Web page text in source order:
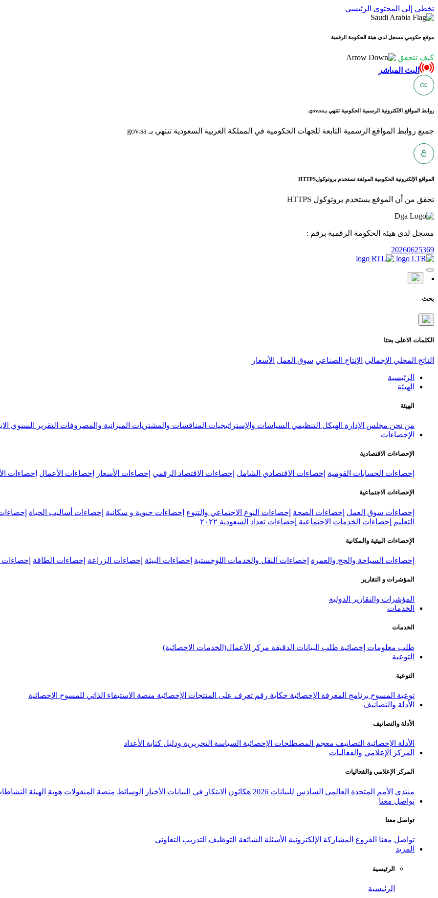
تخطي إلى المحتوى الرئيسي
موقع حكومي مسجل لدى هيئة الحكومة الرقمية
كيف تتحقق
البث المباشر
روابط المواقع الالكترونية الرسمية الحكومية تنتهي بـgov.sa.
جميع روابط المواقع الرسمية التابعة للجهات الحكومية في المملكة العربية السعودية تنتهي بـ gov.sa
المواقع الإلكترونية الحكومية الموثقة تستخدم بروتوكولHTTPS
تحقق من أن الموقع يستخدم بروتوكول HTTPS
مسجل لدى هيئة الحكومة الرقمية برقم :
20260625369
بحث
الكلمات الاعلى بحثا
الناتج المحلي الإجمالي الإنتاج الصناعي سوق العمل الأسعار
الرئيسية
الهيئة
الهيئة
من نحن مجلس الإدارة الهيكل التنظيمي السياسات والإستراتيجيات المنافسات والمشتريات الميزانية والمصروفات التقرير السنوي
الإحصاءات
الإحصاءات الاقتصادية
إحصاءات الحسابات القومية إحصاءات الاقتصادي الشامل إحصاءات الاقتصاد الرقمي إحصاءات الأسعار إحصاءات الأعمال إحصاءات
الإحصاءات الاجتماعية
إحصاءات سوق العمل إحصاءات الصحة إحصاءات النوع الاجتماعي والتنوع إحصاءات حيوية و سكانية إحصاءات أساليب الحياة
التعليم
إحصاءات الخدمات الاجتماعية إحصاءات تعداد السعودية ٢٠٢٢
الإحصاءات البيئية والمكانية
إحصاءات السياحة والحج والعمرة إحصاءات النقل والخدمات اللوجستية إحصاءات البيئة إحصاءات الزراعة إحصاءات الطاقة إحصاءات
المؤشرات و التقارير
المؤشرات والتقارير الدولية
الخدمات
الخدمات
طلب معلومات إحصائية طلب البيانات الدقيقة مركز الأعمال(الخدمات الاحصائية)
التوعية
التوعية
توعية المسوح برنامج المعرفة الإحصائية حكاية رقم تعرف على المنتجات الإحصائية منصة الاستيفاء الذاتي للمسوح الإحصائية
الأدلة والتصانيف
الأدلة والتصانيف
الأدلة الإحصائية التصانيف معجم المصطلحات الإحصائية السياسة التحريرية ودليل كتابة الأعداد
المركز الإعلامي والفعاليات
المركز الإعلامي والفعاليات
منتدى الأمم المتحدة العالمي السادس للبيانات 2026 هكاثون الابتكار في البيانات الأخبار الوسائط منصة المنقولات هوية الهيئة
تواصل معنا
تواصل معنا
تواصل معنا الفروع المشاركة الإلكترونية الأسئلة الشائعة التوظيف التدريب التعاوني
المزيد
الرئيسية
الرئيسية